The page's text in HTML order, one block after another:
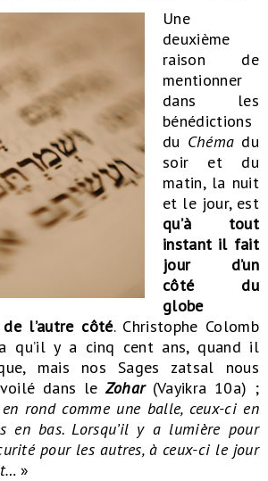
Une
deuxième
raison de
mentionner
dans les
bénédictions
du Chéma du
soir et du
matin, la nuit
et le jour, est
qu’à tout
instant il fait
jour d’un
côté du
globe
l’autre côté. Christophe Colomb
qu’il y a cinq cent ans, quand il
mais nos Sages zatsal nous
dans le Zohar (Vayikra 10a) ;
rond comme une balle, ceux-ci en
en bas. Lorsqu’il y a lumière pour
pour les autres, à ceux-ci le jour
»